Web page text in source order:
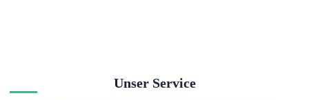
Unser Service